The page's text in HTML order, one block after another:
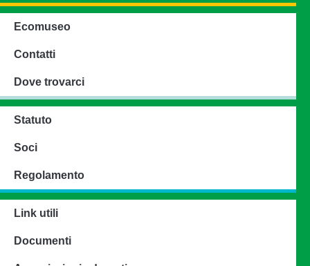
Ecomuseo
Contatti
Dove trovarci
Statuto
Soci
Regolamento
Link utili
Documenti